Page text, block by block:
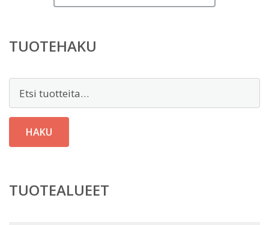
on:
TUOTEHAKU
HAKU
TUOTEALUEET